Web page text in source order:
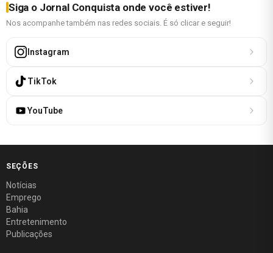
Siga o Jornal Conquista onde você estiver!
Nos acompanhe também nas redes sociais. É só clicar e seguir!
Instagram
TikTok
YouTube
SEÇÕES
Notícias
Emprego
Bahia
Entretenimento
Publicações